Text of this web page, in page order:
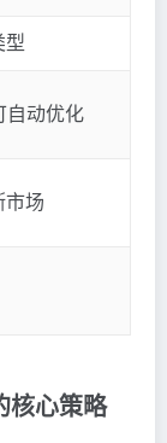
型
自动优化
市场
核心策略